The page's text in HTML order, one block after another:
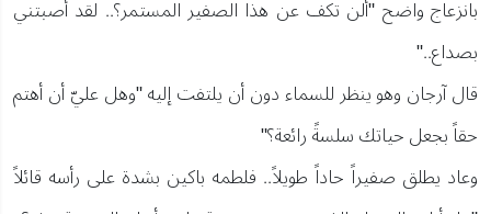
بانزعاج واضح "ألن تكف عن هذا الصفير المستمر؟.. لقد أصبتني
بصداع.."
قال آرجان وهو ينظر للسماء دون أن يلتفت إليه "وهل عليّ أن أهتم
حقاً بجعل حياتك سلسةً رائعة؟"
وعاد يطلق صفيراً حاداً طويلاً.. فلطمه باكين بشدة على رأسه قائلاً